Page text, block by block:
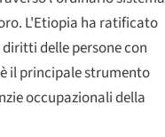
L'Etiopia ha ratificato
delle persone con
il principale strumento
occupazionali della